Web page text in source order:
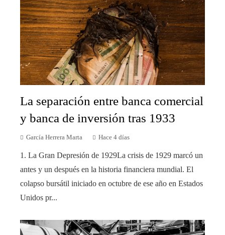
La separación entre banca comercial
y banca de inversión tras 1933
García Herrera Marta Hace 4 días
1. La Gran Depresión de 1929La crisis de 1929 marcó un
antes y un después en la historia financiera mundial. El
colapso bursátil iniciado en octubre de ese año en Estados
Unidos pr...